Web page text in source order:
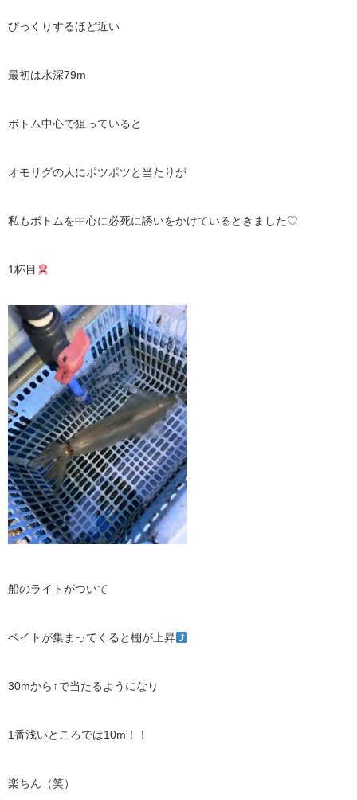
びっくりするほど近い
最初は水深79m
ボトム中心で狙っていると
オモリグの人にポツポツと当たりが
私もボトムを中心に必死に誘いをかけているときました♡
1杯目
船のライトがついて
ベイトが集まってくると棚が上昇
30mから ↑で当たるようになり
1番浅いところでは10m ！！
楽ちん（笑）